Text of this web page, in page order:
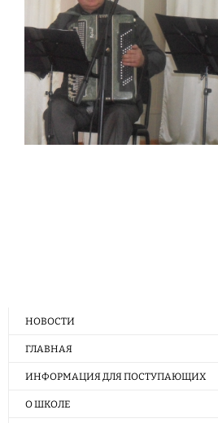
НОВОСТИ
ГЛАВНАЯ
ИНФОРМАЦИЯ ДЛЯ ПОСТУПАЮЩИХ
О ШКОЛЕ